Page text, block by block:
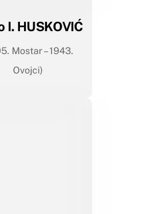
I. HUSKOVIĆ
Mostar – 1943.
Ovojci)